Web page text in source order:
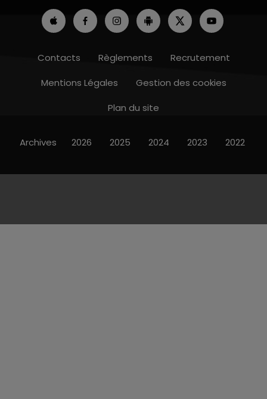
Contacts Règlements
Recrutement
Mentions Légales
Gestion des cookies
Plan du site
Archives 2026 2025 2024 2023 2022